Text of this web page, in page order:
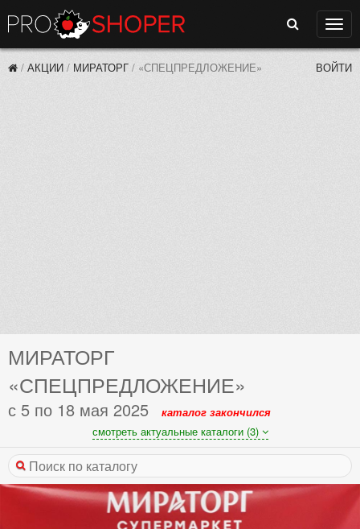
Поиск
/ АКЦИИ / МИРАТОРГ / «СПЕЦПРЕДЛОЖЕНИЕ» ВОЙТИ
МИРАТОРГ
«СПЕЦПРЕДЛОЖЕНИЕ»
с 5 по 18 мая 2025
каталог закончился
смотреть актуальные каталоги (3)